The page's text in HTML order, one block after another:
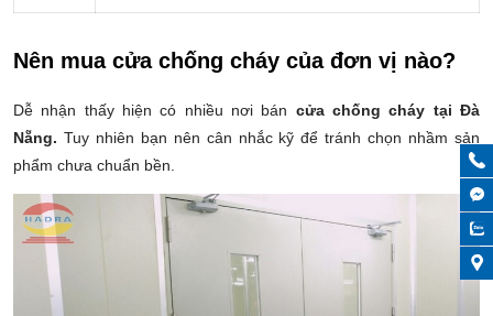
Nên mua cửa chống cháy của đơn vị nào?
Dễ nhận thấy hiện có nhiều nơi bán cửa chống cháy tại Đà
Nẵng. Tuy nhiên bạn nên cân nhắc kỹ để tránh chọn nhầm sản
phẩm chưa chuẩn bền.